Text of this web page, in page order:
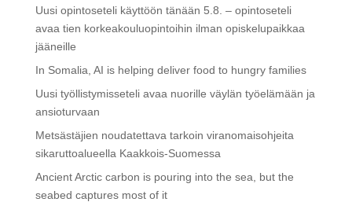
Uusi opintoseteli käyttöön tänään 5.8. – opintoseteli
avaa tien korkeakouluopintoihin ilman opiskelupaikkaa
jääneille
In Somalia, AI is helping deliver food to hungry families
Uusi työllistymisseteli avaa nuorille väylän työelämään ja
ansioturvaan
Metsästäjien noudatettava tarkoin viranomaisohjeita
sikaruttoalueella Kaakkois-Suomessa
Ancient Arctic carbon is pouring into the sea, but the
seabed captures most of it